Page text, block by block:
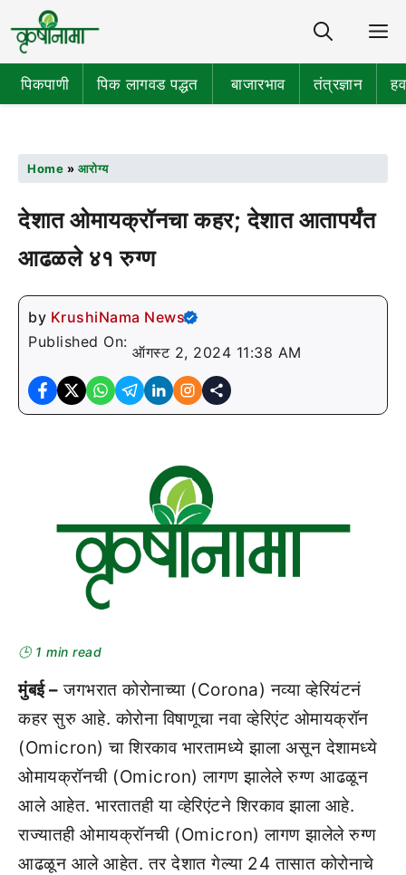
पिकपाणी पिक लागवड पद्धत बाजारभाव तंत्रज्ञान
Home » आरोग्य
देशात ओमायक्रॉनचा कहर; देशात आतापर्यंत
आढळले ४१ रुग्ण
by KrushiNama News
Published On:
ऑगस्ट 2, 2024 11:38 AM
🕒 1 min read
मुंबई – जगभरात कोरोनाच्या (Corona) नव्या व्हेरियंटनं
कहर सुरु आहे. कोरोना विषाणूचा नवा व्हेरिएंट ओमायक्रॉन
(Omicron) चा शिरकाव भारतामध्ये झाला असून देशामध्ये
ओमायक्रॉनची (Omicron) लागण झालेले रुग्ण आढळून
आले आहेत. भारतातही या व्हेरिएंटने शिरकाव झाला आहे.
राज्यातही ओमायक्रॉनची (Omicron) लागण झालेले रुग्ण
आढळून आले आहेत. तर देशात गेल्या 24 तासात कोरोनाचे